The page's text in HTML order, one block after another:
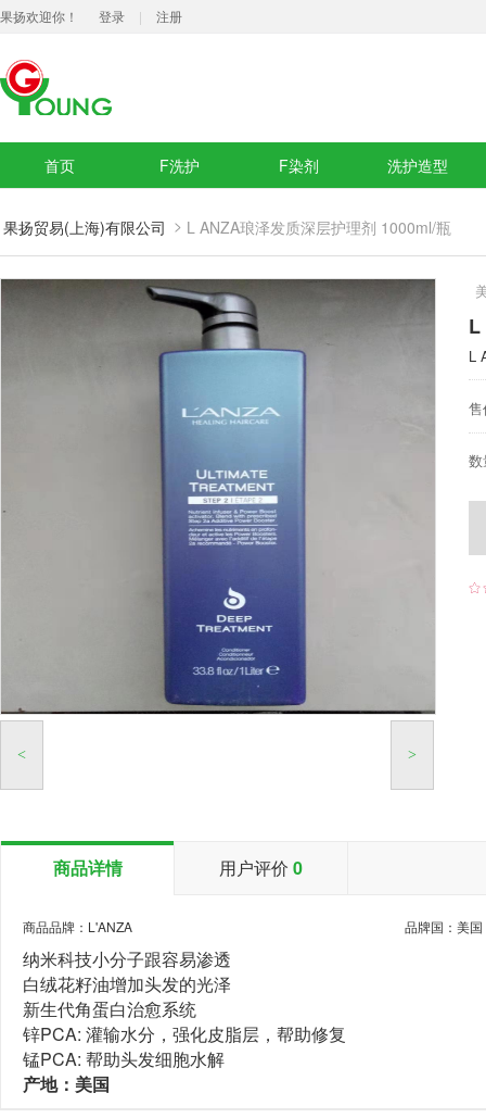
果扬欢迎你！ 登录 | 注册
首页 F洗护 F染剂 洗护造型
果扬贸易(上海)有限公司 > L ANZA琅泽发质深层护理剂 1000ml/瓶
< >
L
L
商品详情 用户评价 0
商品品牌：L'ANZA 品牌国：美国
纳米科技小分子跟容易渗透
白绒花籽油增加头发的光泽
新生代角蛋白治愈系统
锌PCA: 灌输水分，强化皮脂层，帮助修复
锰PCA: 帮助头发细胞水解
产地：美国